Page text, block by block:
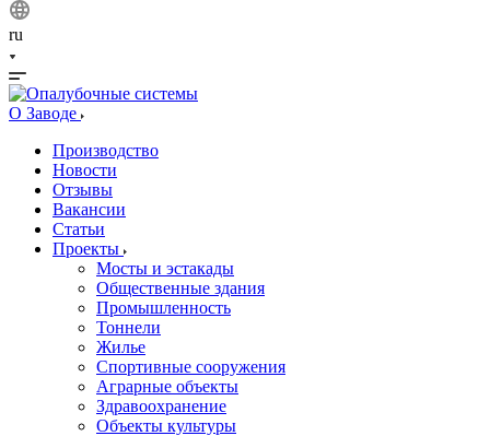
ru
О Заводе
Производство
Новости
Отзывы
Вакансии
Статьи
Проекты
Мосты и эстакады
Общественные здания
Промышленность
Тоннели
Жилье
Спортивные сооружения
Аграрные объекты
Здравоохранение
Объекты культуры